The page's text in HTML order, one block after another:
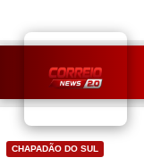
content
CHAPADÃO DO SUL